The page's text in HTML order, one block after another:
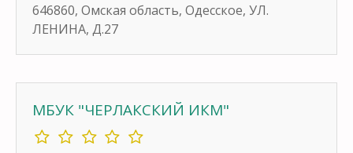
646860, Омская область, Одесское, УЛ.
ЛЕНИНА, Д.27
МБУК "ЧЕРЛАКСКИЙ ИКМ"